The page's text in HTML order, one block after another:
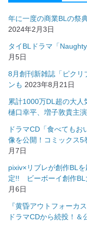
年に一度の商業BLの祭
2024年2月3日
タイBLドラマ「
月5日
8月創刊新雑誌「ピクリ
ンも 2023年8月21日
累計1000万DL超の大
樋口幸平、増子敦貴主
ドラマCD「食べても
像を公開！コミックス5
月7日
pixiv×リブレが創作BL
定!! ビーボーイ創作BL
月6日
『黄昏アウトフォーカ
ドラマCDから続投！＆